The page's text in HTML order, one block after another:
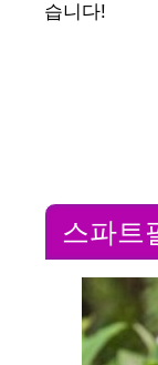
습니다!
스파트